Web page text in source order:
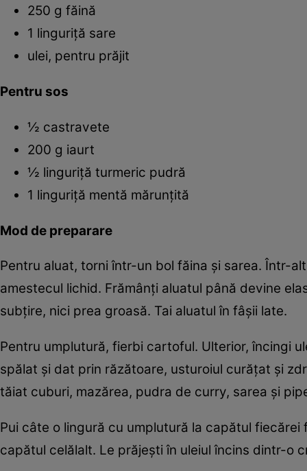
250 g făină
1 linguriţă sare
ulei, pentru prăjit
Pentru sos
½ castravete
200 g iaurt
½ linguriţă turmeric pudră
1 linguriţă mentă mărunţită
Mod de preparare
Pentru aluat, torni într-un bol făina şi sarea. Într-
amestecul lichid. Frămânţi aluatul până devine
subţire, nici prea groasă. Tai aluatul în fâşii late.
Pentru umplutură, fierbi cartoful. Ulterior, încingi
spălat şi dat prin răzătoare, usturoiul curăţat şi
tăiat cuburi, mazărea, pudra de curry, sarea şi
Pui câte o lingură cu umplutură la capătul
capătul celălalt. Le prăjeşti în uleiul încins dintr-o